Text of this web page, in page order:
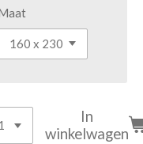
In
winkelwagen